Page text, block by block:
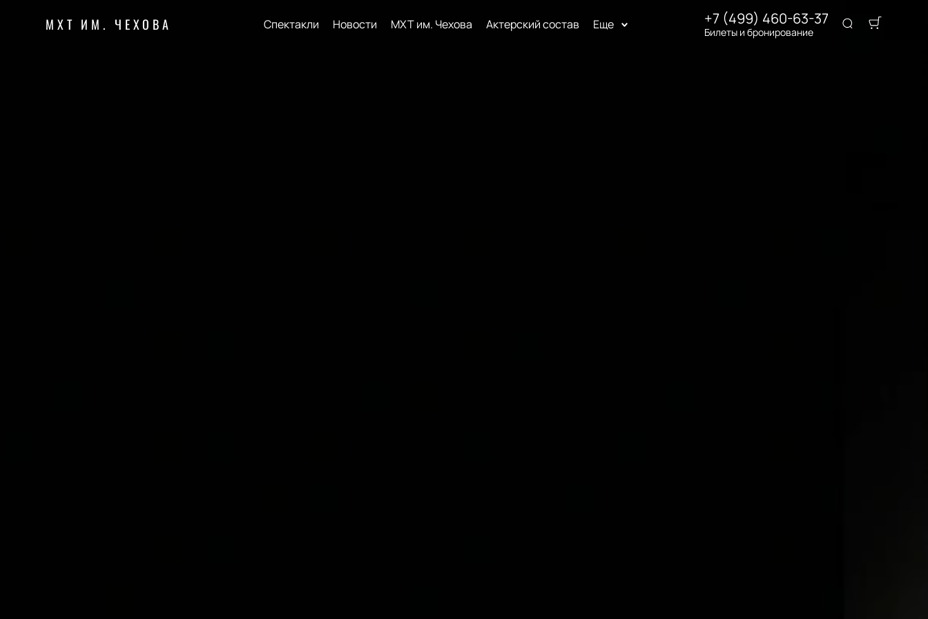
МХТ ИМ. ЧЕХОВА Спектакли Новости МХТ им. Чехова Актерский состав Еще +7 (499) 460-63-37
Билеты и бронирование